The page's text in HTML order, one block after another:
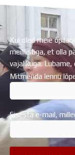
Kui oled meie
meililistiga, et olla
vajalikuga.
Mitmenda lennu
Sisesta e-mail,